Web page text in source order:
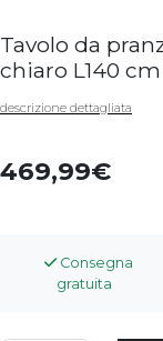
Tavolo da
chiaro L140 cm
descrizione dettagliata
469,99
Consegna
gratuita